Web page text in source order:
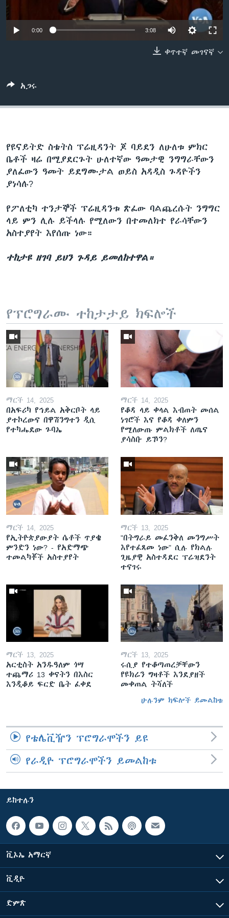
0:00 3:08
ቀጥተኛ መገናኛ
አጋሩ
የዩናይትድ ስቴትስ ፕሬዚዳንት ጆ ባይደን ለሁለቱ ምክር
ቤቶች ዛሬ በሚያደርጉት ሁለተኛው ዓመታዊ ንግግራቸውን
ያለፈውን ዓመት ይደግሙታል ወይስ አዳዲስ ጉዳዮችን
ያነሳሉ?
የፖለቲካ ተንታኞች ፕሬዚዳንቱ ጽፈው ባልጨረሱት ንግግር
ላይ ምን ሊሉ ይችላሉ የሚለውን በተመለክተ የራሳቸውን
አስተያየት እየሰጡ ነው።
ተከታዩ ዘገባ ይህን ጉዳይ ይመለከተዋል።
የፕሮግራሙ ተከታታይ ክፍሎች
ማርች 14, 2025
በአፍሪካ የኅይል አቅርቦት ላይ
ያተኮረውና በዋሽንግተን ዲሲ
የተካሔደው ጉባኤ
ማርች 14, 2025
የቆዳ ላይ ቀላል እብጠት መሰል
ነገሮች እና የቆዳ ቀለምን
የሚለውጡ ምልክቶች ለጤና
ያሳስቡ ይኾን?
ማርች 14, 2025
የኢትዮጵያውያት ሴቶች ጥያቄ
ምንድን ነው? - የአድማጭ
ተመልካቾች አስተያየት
ማርች 13, 2025
"በትግራይ መፈንቅለ መንግሥት
እየተፈጸመ ነው" ሲሉ የክልሉ
ጊዜያዊ አስተዳደር ፕሬዝደንት
ተናገሩ
ማርች 13, 2025
አርቲስት አንዱዓለም ጎሣ
ተጨማሪ 13 ቀናትን በእስር
እንዲቆይ ፍርድ ቤት ፈቀደ
ማርች 13, 2025
ሩሲያ የተቆጣጠረቻቸውን
የዩክሬን ግዛቶች እንደያዘች
መቀጠል ትሻለች
ሁሉንም ክፍሎች ይመልከቱ
የቴሌቪዥን ፕሮግራሞችን ይዩ
የራዲዮ ፕሮግራሞችን ይመልከቱ
ይከተሉን
ቪኦኤ አማርኛ
ቪዲዮ
ድምጽ